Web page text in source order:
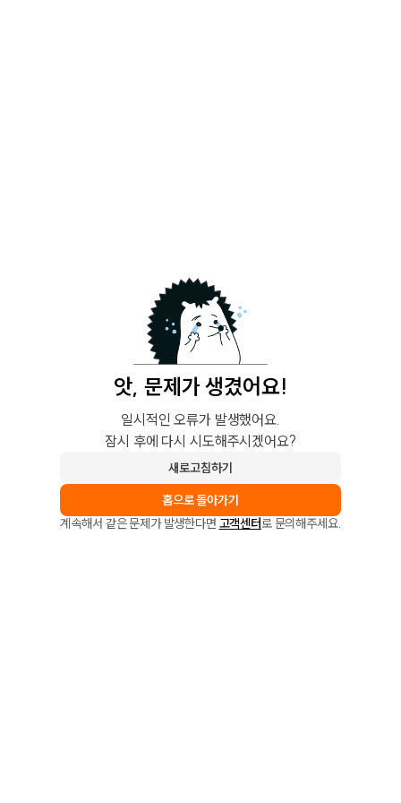
앗, 문제가 생겼어요!
일시적인 오류가 발생했어요.
잠시 후에 다시 시도해주시겠어요?
새로고침하기
홈으로 돌아가기
계속해서 같은 문제가 발생한다면 고객센터로 문의해주세요.